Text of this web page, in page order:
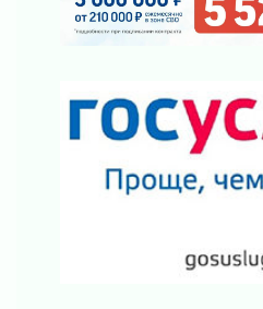
В Ивангороде назвали
граждан Ленинградской
02 августа 2026
Километровые столбы
отправили на
02 августа 2026